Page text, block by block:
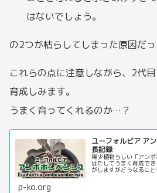
はないでしょう。
の2つが枯らしてしまった原因だっ
これらの点に注意しながら、2代
育成しみます。
うまく育ってくれるのか…？
ユーフォルビア ア
長記録
稀少植物らしい「アン
はたしてうまく育成で
がしますがどうなること
p-ko.org